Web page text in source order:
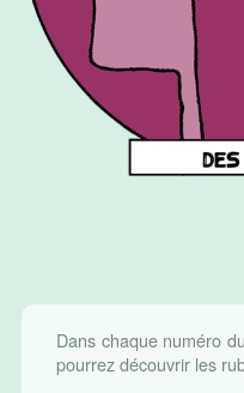
Dans chaque numéro
pourrez découvrir les